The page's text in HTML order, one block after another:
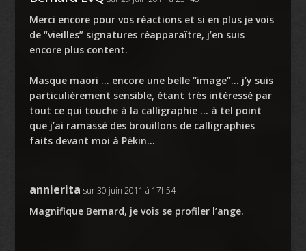
Merci encore pour vos réactions et si en plus je vois
de “vieilles” signatures réapparaître, j’en suis
encore plus content.
Masque maori … encore une belle “image”… j’y suis
particulièrement sensible, étant très intéressé par
tout ce qui touche à la calligraphie … à tel point
que j’ai ramassé des brouillons de calligraphies
faits devant moi à Pékin…
annierita sur 30 juin 2011 à 17h54
Magnifique Bernard, je vois se profiler l’ange.